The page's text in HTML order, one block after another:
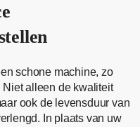
schone machine, zo
alleen de kwaliteit
ook de levensduur van
In plaats van uw